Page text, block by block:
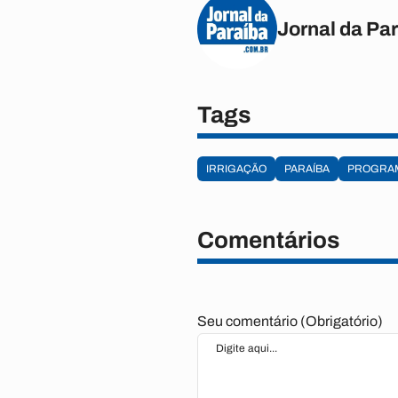
Jornal da
Tags
IRRIGAÇÃO PARAÍBA
Comentários
Seu comentário (Obrigatório)